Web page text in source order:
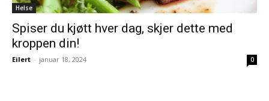
Helse
Spiser du kjøtt hver dag, skjer dette med
kroppen din!
Eilert - januar 18, 2024 0